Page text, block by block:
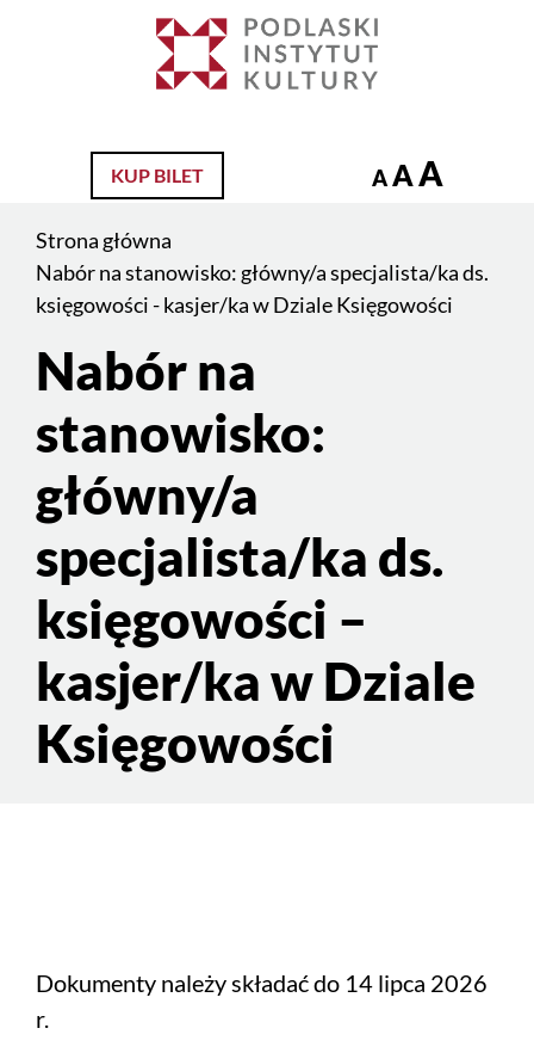
stanowisko:
główny/a
specjalista/ka
kasjer/ka
Dziale
Księgowości
KUP BILET A A A
Strona główna
Nabór na stanowisko: główny/a specjalista/ka ds.
księgowości - kasjer/ka w Dziale Księgowości
Treść
stronyNabór na
stanowisko:
główny/a
specjalista/ka ds.
księgowości –
kasjer/ka w Dziale
Księgowości
Dokumenty należy składać do 14 lipca 2026
r.